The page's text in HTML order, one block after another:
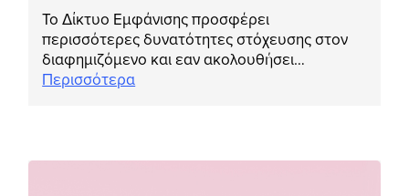
Το Δίκτυο Εμφάνισης προσφέρει
περισσότερες δυνατότητες στόχευσης στον
διαφημιζόμενο και εαν ακολουθήσει…
Περισσότερα